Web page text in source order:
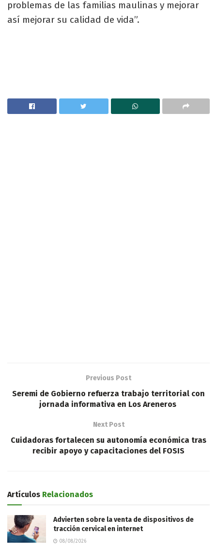
problemas de las familias maulinas y mejorar
así mejorar su calidad de vida”.
Previous Post
Seremi de Gobierno refuerza trabajo territorial con
jornada informativa en Los Areneros
Next Post
Cuidadoras fortalecen su autonomía económica tras
recibir apoyo y capacitaciones del FOSIS
Artículos Relacionados
Advierten sobre la venta de dispositivos de
tracción cervical en internet
08/08/2026